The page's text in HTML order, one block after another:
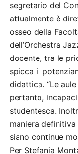
segretario del
attualmente è
osseo della
dell’Orchestra
docente, tra le
spicca il
didattica. “Le
pertanto,
studentesca.
maniera
siano continue
Per Stefania